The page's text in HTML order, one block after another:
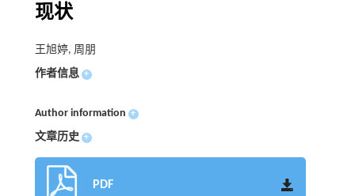
现状
王旭婷, 周朋
作者信息 +
Author information +
文章历史 +
PDF